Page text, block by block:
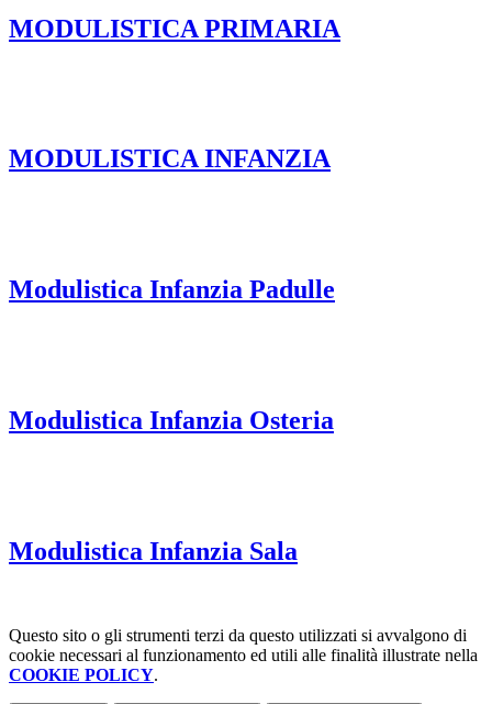
MODULISTICA PRIMARIA
MODULISTICA INFANZIA
Modulistica Infanzia Padulle
Modulistica Infanzia Osteria
Modulistica Infanzia Sala
Questo sito o gli strumenti terzi da questo utilizzati si avvalgono di
cookie necessari al funzionamento ed utili alle finalità illustrate nella
COOKIE POLICY.